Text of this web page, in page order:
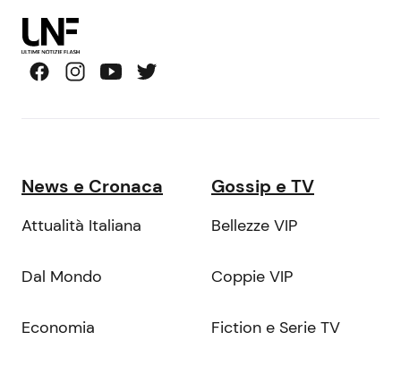
News e Cronaca
Attualità Italiana
Dal Mondo
Economia
Gossip e TV
Bellezze VIP
Coppie VIP
Fiction e Serie TV